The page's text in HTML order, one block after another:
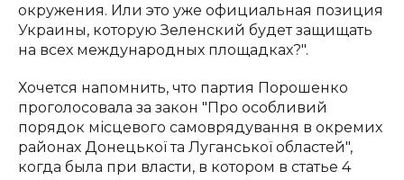
окружения. Или это уже официальная позиция
Украины, которую Зеленский будет защищать
на всех международных площадках?".
Хочется напомнить, что партия Порошенко
проголосовала за закон "Про особливий
порядок місцевого самоврядування в окремих
районах Донецької та Луганської областей",
когда была при власти, в котором в статье 4